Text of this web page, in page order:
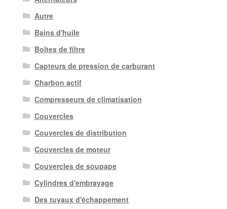
Autre
Bains d'huile
Boîtes de filtre
Capteurs de pression de carburant
Charbon actif
Compresseurs de climatisation
Couvercles
Couvercles de distribution
Couvercles de moteur
Couvercles de soupape
Cylindres d'embrayage
Des tuyaux d'échappement